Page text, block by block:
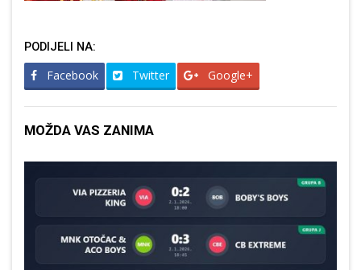
PODIJELI NA:
Facebook Twitter Google+
MOŽDA VAS ZANIMA